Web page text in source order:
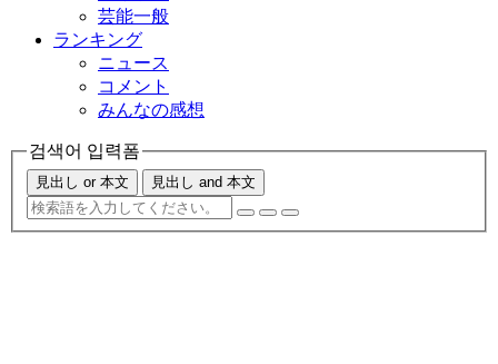
芸能一般
ランキング
ニュース
コメント
みんなの感想
검색어 입력폼
見出し or 本文 見出し and 本文